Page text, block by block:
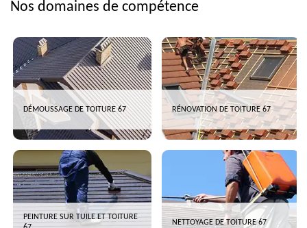
Nos domaines de compétence
DÉMOUSSAGE DE TOITURE 67 RÉNOVATION DE TOITURE 67
PEINTURE SUR TUILE ET TOITURE
NETTOYAGE DE TOITURE 67